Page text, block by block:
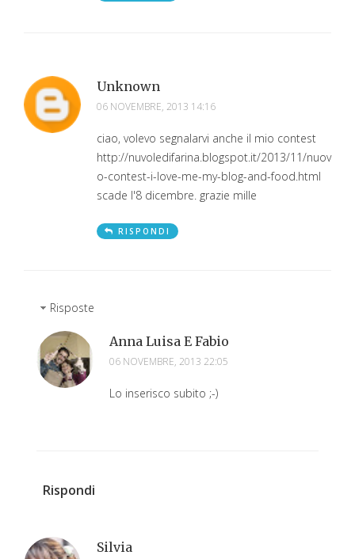
Unknown
06 NOVEMBRE, 2013 14:16
ciao, volevo segnalarvi anche il mio contest
http://nuvoledifarina.blogspot.it/2013/11/nuov
o-contest-i-love-me-my-blog-and-food.html
scade l'8 dicembre. grazie mille
RISPONDI
Risposte
Anna Luisa E Fabio
06 NOVEMBRE, 2013 22:05
Lo inserisco subito ;-)
Rispondi
Silvia